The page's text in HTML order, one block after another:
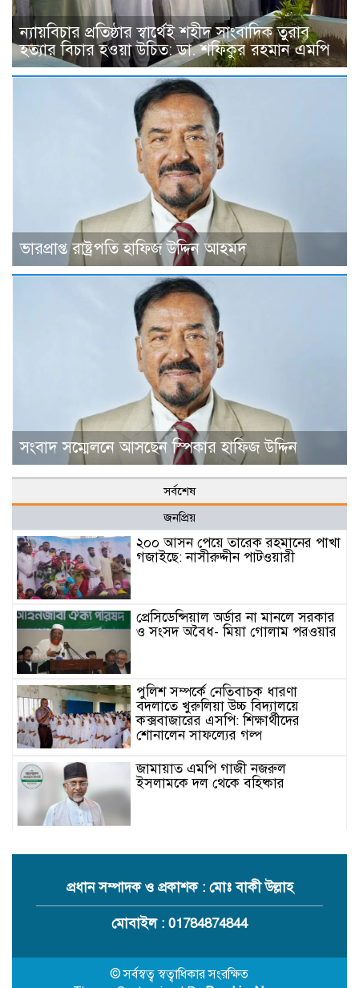
ন্যায়বিচার প্রতিষ্ঠার স্বার্থেই শহীদ সাংবাদিক তুরাব
হত্যার বিচার হওয়া উচিত: ডা. শফিকুর রহমান এমপি
ভারপ্রাপ্ত রাষ্ট্রপতি হাফিজ উদ্দিন আহমদ
সংবাদ সম্মেলনে আসছেন স্পিকার হাফিজ উদ্দিন
সর্বশেষ
জনপ্রিয়
২০০ আসন পেয়ে তারেক রহমানের পাখা
গজাইছে: নাসীরুদ্দীন পাটওয়ারী
প্রেসিডেন্সিয়াল অর্ডার না মানলে সরকার
ও সংসদ অবৈধ- মিয়া গোলাম পরওয়ার
পুলিশ সম্পর্কে নেতিবাচক ধারণা
বদলাতে খুরুলিয়া উচ্চ বিদ্যালয়ে
কক্সবাজারের এসপি: শিক্ষার্থীদের
শোনালেন সাফল্যের গল্প
জামায়াত এমপি গাজী নজরুল
ইসলামকে দল থেকে বহিষ্কার
বন্যায় নিহত বশির আহমদের পরিবারকে
গাজী নজরুল এমপির বিরুদ্ধে কঠোর
ব্যবস্থা নিচ্ছে জামায়াত
প্রধান সম্পাদক ও প্রকাশক : মোঃ বাকী উল্লাহ
মোবাইল : 01784874844
© সর্বস্বত্ব স্বত্বাধিকার সংরক্ষিত